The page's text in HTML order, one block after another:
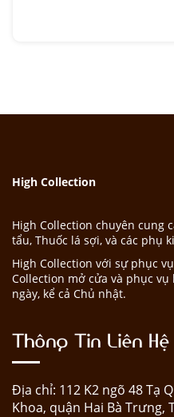
High Collection
High Collection chuyên cung
tẩu, Thuốc lá sợi, và các phụ
High Collection với sự phục
Collection mở cửa và phục
ngày, kể cả Chủ nhật.
Thông Tin Liên Hệ
Địa chỉ: 112 K2 ngõ 48 Tạ
Khoa, quận Hai Bà Trưng,